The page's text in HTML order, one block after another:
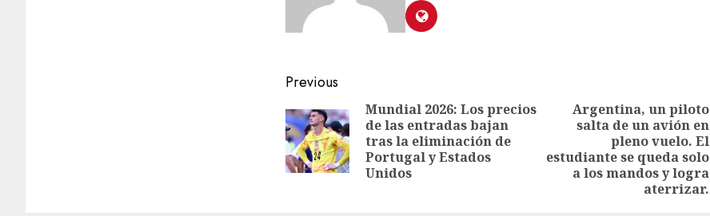
Previous
Mundial 2026: Los precios
de las entradas bajan
tras la eliminación de
Portugal y Estados
Unidos
Argentina, un piloto
salta de un avión en
pleno vuelo. El
estudiante se queda solo
a los mandos y logra
aterrizar.